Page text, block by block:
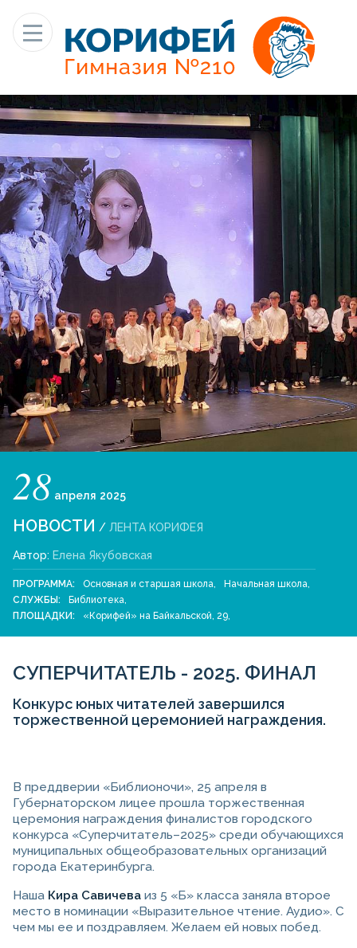
28 апреля 2025
НОВОСТИ / ЛЕНТА КОРИФЕЯ
Автор: Елена Якубовская
ПРОГРАММА: Основная и старшая школа, Начальная школа,
СЛУЖБЫ:
Библиотека,
ПЛОЩАДКИ:
«Корифей» на Байкальской, 29,
СУПЕРЧИТАТЕЛЬ - 2025. ФИНАЛ
Конкурс юных читателей завершился
торжественной церемонией награждения.
В преддверии «Библионочи», 25 апреля в
Губернаторском лицее прошла торжественная
церемония награждения финалистов городского
конкурса «Суперчитатель–2025» среди обучающихся
муниципальных общеобразовательных организаций
города Екатеринбурга.
Наша Кира Савичева из 5 «Б» класса заняла второе
место в номинации «Выразительное чтение. Аудио». С
чем мы ее и поздравляем. Желаем ей новых побед.